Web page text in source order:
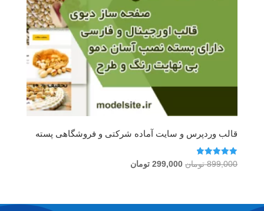
قالب وردپرس و سایت آماده شرکتی و فروشگاهی پسته
امتیاز
5.00
899,000 تومان قیمت
بود.
299,000 تومانقیمت
است.